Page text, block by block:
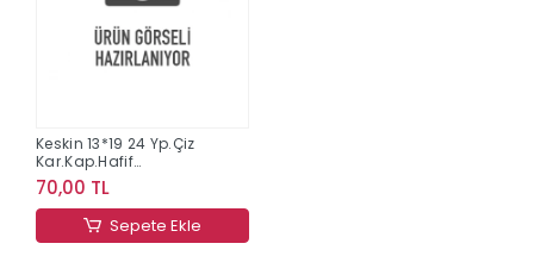
Keskin 13*19 24 Yp.Çiz
Kar.Kap.Hafif
Kağ.Defter - Turuncu
70,00 TL
Sepete Ekle